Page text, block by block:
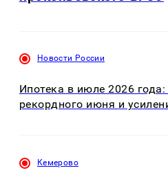
Новости России
Ипотека в июле 2026
рекордного июня и
Кемерово